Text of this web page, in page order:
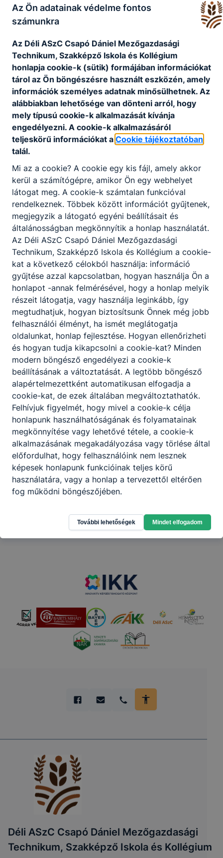
Kísérő beszámoló - Mezőgazdaság Köllitsch
- 2024.08.05-16.
Kísérő tanári beszámoló - Ausztria Bécs -
Pék-cukrász
Csatolt fájlok
Kísérő tanári beszámoló - Pék Ausztria - 20
Letöltés
Kísérő tanári beszámoló - Mezőgazdaság
- Dánia
Csatolt fájlok
Kísérő tanári beszámoló - Mezőgazdaság -
Dánia
Letöltés
Szakmai látogatás Dániában
Csatolt fájlok
Szakmai látogatás beszámoló - Dánia
Letöltés
Partnereink
Déli ASzC Csapó Dániel Mezőgazdasági
Technikum, Szakképző Iskola és Kollégium
Az Ön adatainak védelme fontos
számunkra
Az Déli ASzC Csapó Dániel Mezőgazdasági
Technikum, Szakképző Iskola és Kollégium
honlapja cookie-k (sütik) formájában információkat
tárol az Ön böngészésre használt eszközén, amely
információk személyes adatnak minősülhetnek. Az
alábbiakban lehetősége van dönteni arról, hogy
mely típusú cookie-k alkalmazását kívánja
engedélyezni. A cookie-k alkalmazásáról
teljeskörű információkat a Cookie tájékoztatóban
talál.
Mi az a cookie? A cookie egy kis fájl, amely akkor
kerül a számítógépre, amikor Ön egy webhelyet
látogat meg. A cookie-k számtalan funkcióval
rendelkeznek. Többek között információt gyűjtenek,
megjegyzik a látogató egyéni beállításait és
általánosságban megkönnyítik a honlap használatát.
Az Déli ASzC Csapó Dániel Mezőgazdasági
Technikum, Szakképző Iskola és Kollégium a cookie-
kat a következő célokból használja: információ
gyűjtése azzal kapcsolatban, hogyan használja Ön a
honlapot -annak felmérésével, hogy a honlap melyik
részeit látogatja, vagy használja leginkább, így
megtudhatjuk, hogyan biztosítsunk Önnek még jobb
felhasználói élményt, ha ismét meglátogatja
oldalunkat, honlap fejlesztése. Hogyan ellenőrizheti
és hogyan tudja kikapcsolni a cookie-kat? Minden
modern böngésző engedélyezi a cookie-k
beállításának a változtatását. A legtöbb böngésző
alapértelmezettként automatikusan elfogadja a
cookie-kat, de ezek általában megváltoztathatók.
Felhívjuk figyelmét, hogy mivel a cookie-k célja
honlapunk használhatóságának és folyamatainak
megkönnyítése vagy lehetővé tétele, a cookie-k
alkalmazásának megakadályozása vagy törlése által
előfordulhat, hogy felhasználóink nem lesznek
képesek honlapunk funkcióinak teljes körű
használatára, vagy a honlap a tervezettől eltérően
fog működni böngészőjében.
További lehetőségek Mindet elfogadom